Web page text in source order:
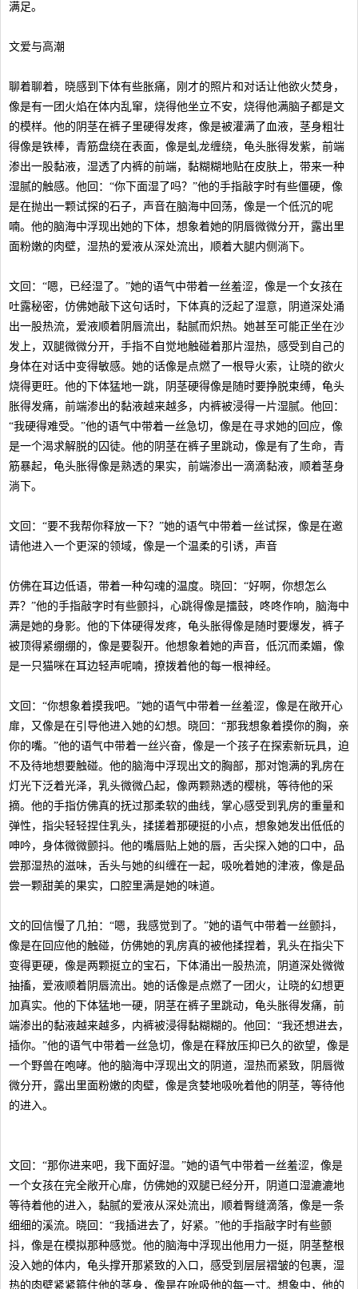
满足。
文爱与高潮
聊着聊着，晓感到下体有些胀痛，刚才的照片和对话让他欲火焚身，
像是有一团火焰在体内乱窜，烧得他坐立不安，烧得他满脑子都是文
的模样。他的阴茎在裤子里硬得发疼，像是被灌满了血液，茎身粗壮
得像是铁棒，青筋盘绕在表面，像是虬龙缠绕，龟头胀得发紫，前端
渗出一股黏液，湿透了内裤的前端，黏糊糊地贴在皮肤上，带来一种
湿腻的触感。他回：“你下面湿了吗？”他的手指敲字时有些僵硬，像
是在抛出一颗试探的石子，声音在脑海中回荡，像是一个低沉的呢
喃。他的脑海中浮现出她的下体，想象着她的阴唇微微分开，露出里
面粉嫩的肉壁，湿热的爱液从深处流出，顺着大腿内侧淌下。
文回：“嗯，已经湿了。”她的语气中带着一丝羞涩，像是一个女孩在
吐露秘密，仿佛她敲下这句话时，下体真的泛起了湿意，阴道深处涌
出一股热流，爱液顺着阴唇流出，黏腻而炽热。她甚至可能正坐在沙
发上，双腿微微分开，手指不自觉地触碰着那片湿热，感受到自己的
身体在对话中变得敏感。她的话像是点燃了一根导火索，让晓的欲火
烧得更旺。他的下体猛地一跳，阴茎硬得像是随时要挣脱束缚，龟头
胀得发痛，前端渗出的黏液越来越多，内裤被浸得一片湿腻。他回：
“我硬得难受。”他的语气中带着一丝急切，像是在寻求她的回应，像
是一个渴求解脱的囚徒。他的阴茎在裤子里跳动，像是有了生命，青
筋暴起，龟头胀得像是熟透的果实，前端渗出一滴滴黏液，顺着茎身
淌下。
文回：“要不我帮你释放一下？”她的语气中带着一丝试探，像是在邀
请他进入一个更深的领域，像是一个温柔的引诱，声音
仿佛在耳边低语，带着一种勾魂的温度。晓回：“好啊，你想怎么
弄？”他的手指敲字时有些颤抖，心跳得像是擂鼓，咚咚作响，脑海中
满是她的身影。他的下体硬得发疼，龟头胀得像是随时要爆发，裤子
被顶得紧绷绷的，像是要裂开。他想象着她的声音，低沉而柔媚，像
是一只猫咪在耳边轻声呢喃，撩拨着他的每一根神经。
文回：“你想象着摸我吧。”她的语气中带着一丝羞涩，像是在敞开心
扉，又像是在引导他进入她的幻想。晓回：“那我想象着摸你的胸，亲
你的嘴。”他的语气中带着一丝兴奋，像是一个孩子在探索新玩具，迫
不及待地想要触碰。他的脑海中浮现出文的胸部，那对饱满的乳房在
灯光下泛着光泽，乳头微微凸起，像两颗熟透的樱桃，等待他的采
摘。他的手指仿佛真的抚过那柔软的曲线，掌心感受到乳房的重量和
弹性，指尖轻轻捏住乳头，揉搓着那硬挺的小点，想象她发出低低的
呻吟，身体微微颤抖。他的嘴唇贴上她的唇，舌尖探入她的口中，品
尝那湿热的滋味，舌头与她的纠缠在一起，吸吮着她的津液，像是品
尝一颗甜美的果实，口腔里满是她的味道。
文的回信慢了几拍：“嗯，我感觉到了。”她的语气中带着一丝颤抖，
像是在回应他的触碰，仿佛她的乳房真的被他揉捏着，乳头在指尖下
变得更硬，像是两颗挺立的宝石，下体涌出一股热流，阴道深处微微
抽搐，爱液顺着阴唇流出。她的话像是点燃了一团火，让晓的幻想更
加真实。他的下体猛地一硬，阴茎在裤子里跳动，龟头胀得发痛，前
端渗出的黏液越来越多，内裤被浸得黏糊糊的。他回：“我还想进去，
插你。”他的语气中带着一丝急切，像是在释放压抑已久的欲望，像是
一个野兽在咆哮。他的脑海中浮现出文的阴道，湿热而紧致，阴唇微
微分开，露出里面粉嫩的肉壁，像是贪婪地吸吮着他的阴茎，等待他
的进入。
文回：“那你进来吧，我下面好湿。”她的语气中带着一丝羞涩，像是
一个女孩在完全敞开心扉，仿佛她的双腿已经分开，阴道口湿漉漉地
等待着他的进入，黏腻的爱液从深处流出，顺着臀缝滴落，像是一条
细细的溪流。晓回：“我插进去了，好紧。”他的手指敲字时有些颤
抖，像是在模拟那种感觉。他的脑海中浮现出他用力一挺，阴茎整根
没入她的体内，龟头撑开那紧致的入口，感受到层层褶皱的包裹，湿
热的肉壁紧紧箍住他的茎身，像是在吮吸他的每一寸。想象中，他的